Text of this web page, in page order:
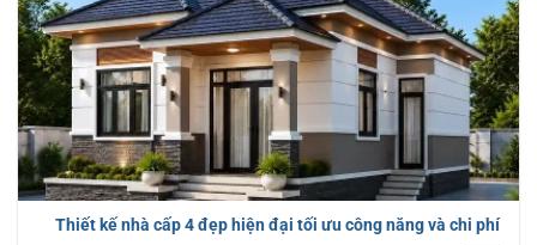
Thiết kế nhà cấp 4 đẹp hiện đại tối ưu công năng và chi phí